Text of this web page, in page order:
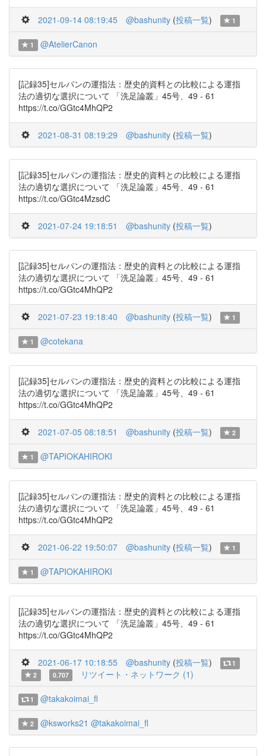
2021-09-14 08:19:45 @bashunity (投稿一覧) 1
1 @AtelierCanon
[記録35]セルパンの運指法：歴史的資料との比較による運指
法の適切な選択について 「洗足論叢」45号、49 - 61
https://t.co/GGtc4MhQP2
2021-08-31 08:19:29 @bashunity (投稿一覧)
[記録35]セルパンの運指法：歴史的資料との比較による運指
法の適切な選択について 「洗足論叢」45号、49 - 61
https://t.co/GGtc4MzsdC
2021-07-24 19:18:51 @bashunity (投稿一覧)
[記録35]セルパンの運指法：歴史的資料との比較による運指
法の適切な選択について 「洗足論叢」45号、49 - 61
https://t.co/GGtc4MhQP2
2021-07-23 19:18:40 @bashunity (投稿一覧) 1
1 @cotekana
[記録35]セルパンの運指法：歴史的資料との比較による運指
法の適切な選択について 「洗足論叢」45号、49 - 61
https://t.co/GGtc4MhQP2
2021-07-05 08:18:51 @bashunity (投稿一覧) 2
1 @TAPIOKAHIROKI
[記録35]セルパンの運指法：歴史的資料との比較による運指
法の適切な選択について 「洗足論叢」45号、49 - 61
https://t.co/GGtc4MhQP2
2021-06-22 19:50:07 @bashunity (投稿一覧) 1
1 @TAPIOKAHIROKI
[記録35]セルパンの運指法：歴史的資料との比較による運指
法の適切な選択について 「洗足論叢」45号、49 - 61
https://t.co/GGtc4MhQP2
2021-06-17 10:18:55 @bashunity (投稿一覧)
1
2
0.707 リツイート・ネットワーク (1)
1 @takakoimai_fl
2 @ksworks21 @takakoimai_fl